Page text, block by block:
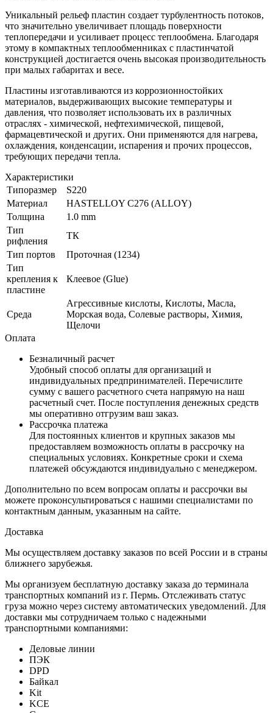
Уникальный рельеф пластин создает турбулентность потоков,
что значительно увеличивает площадь поверхности
теплопередачи и усиливает процесс теплообмена. Благодаря
этому в компактных теплообменниках с пластинчатой
конструкцией достигается очень высокая производительность
при малых габаритах и весе.
Пластины изготавливаются из коррозионностойких
материалов, выдерживающих высокие температуры и
давления, что позволяет использовать их в различных
отраслях - химической, нефтехимической, пищевой,
фармацевтической и других. Они применяются для нагрева,
охлаждения, конденсации, испарения и прочих процессов,
требующих передачи тепла.
Характеристики
Типоразмер
S220
Материал
HASTELLOY C276 (ALLOY)
Толщина
1.0 mm
Тип
рифления
ТК
Тип портов
Проточная (1234)
Тип
крепления к
пластине
Клеевое (Glue)
Среда
Агрессивные кислоты, Кислоты, Масла,
Морская вода, Солевые растворы, Химия,
Щелочи
Оплата
Безналичный расчет
Удобный способ оплаты для организаций и
индивидуальных предпринимателей. Перечислите
сумму с вашего расчетного счета напрямую на наш
расчетный счет. После поступления денежных средств
мы оперативно отгрузим ваш заказ.
Рассрочка платежа
Для постоянных клиентов и крупных заказов мы
предоставляем возможность оплаты в рассрочку на
специальных условиях. Конкретные сроки и схема
платежей обсуждаются индивидуально с менеджером.
Дополнительно по всем вопросам оплаты и рассрочки вы
можете проконсультироваться с нашими специалистами по
контактным данным, указанным на сайте.
Доставка
Мы осуществляем доставку заказов по всей России и в страны
ближнего зарубежья.
Мы организуем бесплатную доставку заказа до терминала
транспортных компаний из г. Пермь. Отслеживать статус
груза можно через систему автоматических уведомлений. Для
доставки мы сотрудничаем только с надежными
транспортными компаниями:
Деловые линии
ПЭК
DPD
Байкал
Kit
KCE